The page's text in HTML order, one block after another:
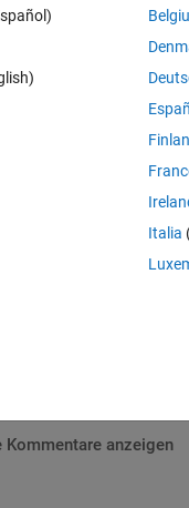
“Dock” does not have
it doesn't work,
bin/
not permitted
directory for
Kommentare anzeigen
Italia